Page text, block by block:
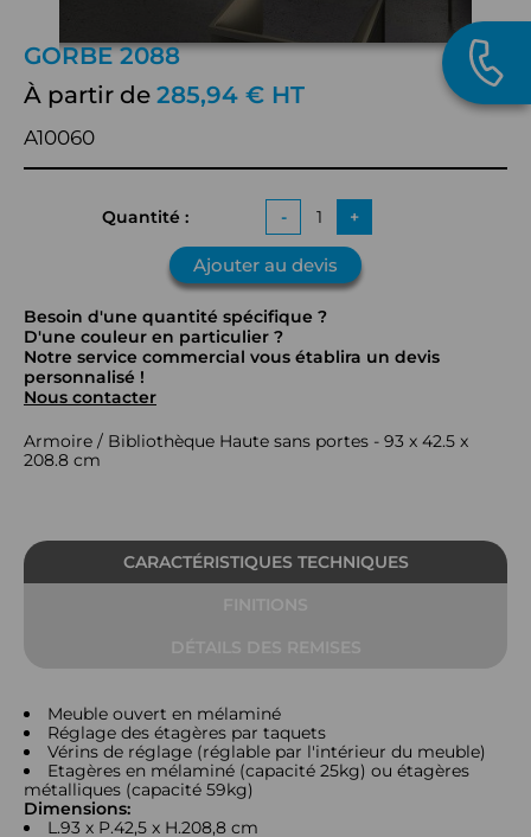
GORBE 2088
À partir de 285,94 € HT
A10060
Quantité : - +
Ajouter au devis
Besoin d'une quantité spécifique ?
D'une couleur en particulier ?
Notre service commercial vous établira un devis
personnalisé !
Nous contacter
Armoire / Bibliothèque Haute sans portes - 93 x 42.5 x
208.8 cm
CARACTÉRISTIQUES TECHNIQUES
Meuble ouvert en mélaminé
Réglage des étagères par taquets
Vérins de réglage (réglable par l'intérieur du meuble)
Etagères en mélaminé (capacité 25kg) ou étagères
métalliques (capacité 59kg)
Dimensions:
L.93 x P.42,5 x H.208,8 cm